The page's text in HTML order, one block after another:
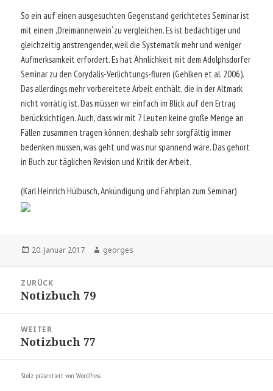
So ein auf einen ausgesuchten Gegenstand gerichtetes Seminar ist
mit einem ,Dreimännerwein‘ zu vergleichen. Es ist bedächtiger und
gleichzeitig anstrengender, weil die Systematik mehr und weniger
Aufmerksamkeit erfordert. Es hat Ähnlichkeit mit dem Adolphsdorfer
Seminar zu den Corydalis-Verlichtungs-fluren (Gehlken et al. 2006).
Das allerdings mehr vorbereitete Arbeit enthält, die in der Altmark
nicht vorrätig ist. Das müssen wir einfach im Blick auf den Ertrag
berücksichtigen. Auch, dass wir mit 7 Leuten keine große Menge an
Fällen zusammen tragen können; deshalb sehr sorgfältig immer
bedenken müssen, was geht und was nur spannend wäre. Das gehört
in Buch zur täglichen Revision und Kritik der Arbeit.
(Karl Heinrich Hülbusch, Ankündigung und Fahrplan zum Seminar)
Veröffentlicht
20. Januar 2017 Autor
georges
ZURÜCK
Vorheriger
Notizbuch 79
WEITER
Nächster
Notizbuch 77
Stolz präsentiert von WordPress